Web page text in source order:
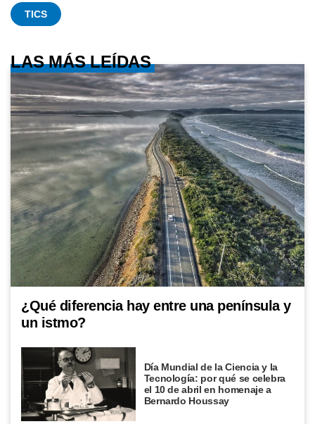
TICS
LAS MÁS LEÍDAS
¿Qué diferencia hay entre una península y
un istmo?
Día Mundial de la Ciencia y la
Tecnología: por qué se celebra
el 10 de abril en homenaje a
Bernardo Houssay